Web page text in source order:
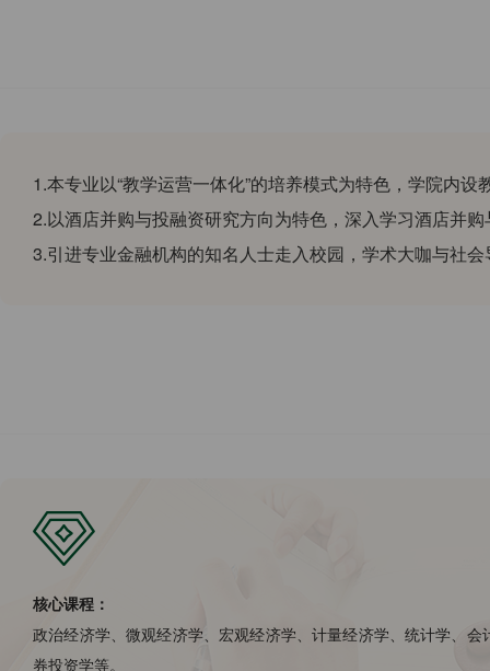
1.本专业以“教学运营一体化”的培养模式为特色，学院内
2.以酒店并购与投融资研究方向为特色，深入学习酒店并
3.引进专业金融机构的知名人士走入校园，学术大咖与社
核心课程：
政治经济学、微观经济学、宏观经济学、计量经济学、统计学、会
券投资学等。